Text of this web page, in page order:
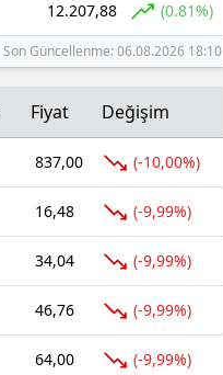
12.207,88 (0.81%)
Son Güncellenme: 06.08.2026 18:10
Fiyat Değişim
837,00 (-10,00%)
16,48 (-9,99%)
34,04 (-9,99%)
46,76 (-9,99%)
64,00 (-9,99%)